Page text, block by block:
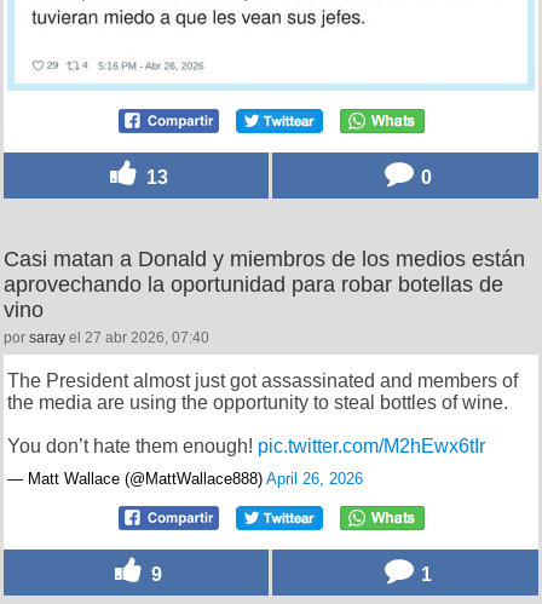
13 0
Casi matan a Donald y miembros de los medios están
aprovechando la oportunidad para robar botellas de
vino
por saray el 27 abr 2026, 07:40
The President almost just got assassinated and members of
the media are using the opportunity to steal bottles of wine.
You don’t hate them enough! pic.twitter.com/M2hEwx6tIr
— Matt Wallace (@MattWallace888) April 26, 2026
9 1